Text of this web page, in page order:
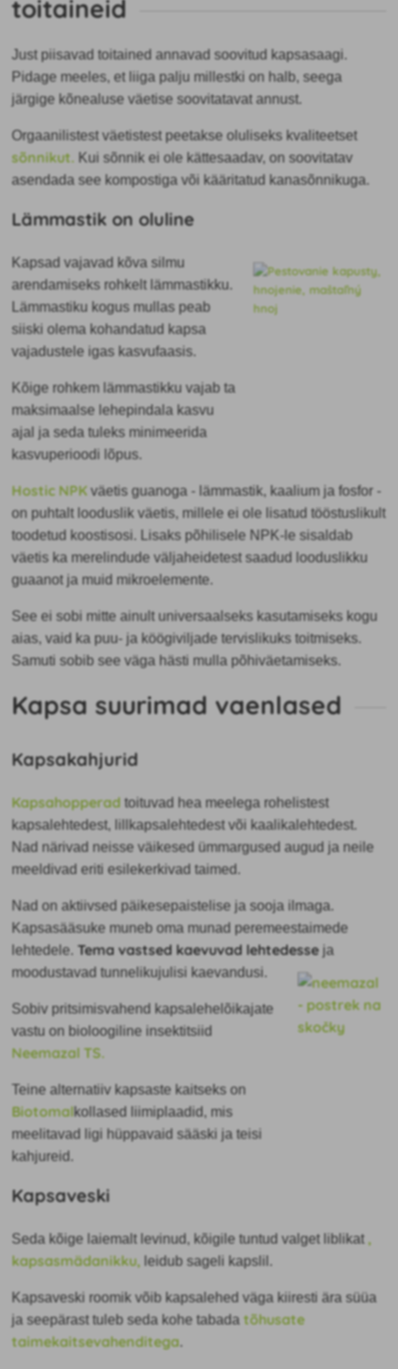
toitaineid
Just piisavad toitained annavad soovitud kapsasaagi.
Pidage meeles, et liiga palju millestki on halb, seega
järgige kõnealuse väetise soovitatavat annust.
Orgaanilistest väetistest peetakse oluliseks kvaliteetset
sõnnikut. Kui sõnnik ei ole kättesaadav, on soovitatav
asendada see kompostiga või kääritatud kanasõnnikuga.
Lämmastik on oluline
Kapsad vajavad kõva silmu
arendamiseks rohkelt lämmastikku.
Lämmastiku kogus mullas peab
siiski olema kohandatud kapsa
vajadustele igas kasvufaasis.
Kõige rohkem lämmastikku vajab ta
maksimaalse lehepindala kasvu
ajal ja seda tuleks minimeerida
kasvuperioodi lõpus.
Hostic NPK väetis guanoga - lämmastik, kaalium ja fosfor -
on puhtalt looduslik väetis, millele ei ole lisatud tööstuslikult
toodetud koostisosi. Lisaks põhilisele NPK-le sisaldab
väetis ka merelindude väljaheidetest saadud looduslikku
guaanot ja muid mikroelemente.
See ei sobi mitte ainult universaalseks kasutamiseks kogu
aias, vaid kapuu- ja köögiviljade tervislikuks toitmiseks.
Samuti sobib see väga hästi mulla põhiväetamiseks.
Kapsa suurimad vaenlased
Kapsakahjurid
Kapsahopperad toituvad hea meelega rohelistest
kapsalehtedest, lillkapsalehtedest või kaalikalehtedest.
Nad närivad neisse väikesed ümmargused augud ja neile
meeldivad eriti esilekerkivad taimed.
Nad on aktiivsed päikesepaistelise ja sooja ilmaga.
Kapsasääsuke muneb oma munad peremeestaimede
lehtedele.Tema vastsed kaevuvad lehtedesseja
moodustavad tunnelikujulisi kaevandusi.
Sobiv pritsimisvahend kapsalehelõikajate
vastu on bioloogiline insektitsiid
Neemazal TS.
Teine alternatiiv kapsaste kaitseks on
Biotomalkollased liimiplaadid, mis
meelitavad ligi hüppavaid sääski ja teisi
kahjureid.
Kapsaveski
Seda kõige laiemalt levinud, kõigile tuntud valget liblikat,
kapsasmädanikku, leidub sageli kapslil.
Kapsaveski roomik võib kapsalehed väga kiiresti ära süüa
ja seepärast tuleb seda kohe tabadatõhusate
taimekaitsevahenditega.